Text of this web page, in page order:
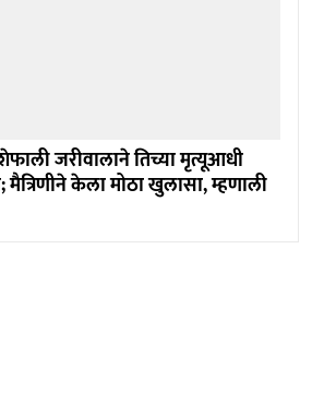
जरीवालाने तिच्या मृत्यूआधी
केला मोठा खुलासा, म्हणाली